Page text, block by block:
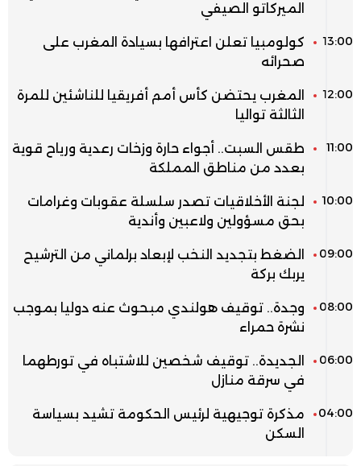
الميركاتو الصيفي
13:00
كولومبيا تعلن اعترافها بسيادة المغرب على
صحرائه
12:00
المغرب يحتضن كأس أمم أفريقيا للناشئين للمرة
الثالثة تواليا
11:00
طقس السبت.. أجواء حارة وزخات رعدية ورياح قوية
بعدد من مناطق المملكة
10:00
لجنة الأخلاقيات تصدر سلسلة عقوبات وغرامات
بحق مسؤولين ولاعبين وأندية
09:00
الضغط بتجديد النخب لإبعاد برلماني من الترشيح
يربك بركة
08:00
وجدة.. توقيف هولندي مبحوث عنه دوليا بموجب
نشرة حمراء
06:00
الجديدة.. توقيف شخصين للاشتباه في تورطهما
في سرقة منازل
04:00
مذكرة توجيهية لرئيس الحكومة تشيد بسياسة
السكن